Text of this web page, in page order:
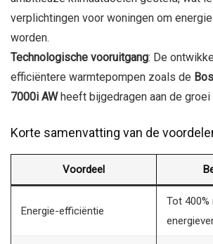
verplichtingen voor woningen om
worden.
Technologische vooruitgang: De
efficiëntere warmtepompen zoals de
7000i AWheeft bijgedragen aan de groei
Korte samenvatting van de
Voordeel
Energie-efficiëntie
Tot